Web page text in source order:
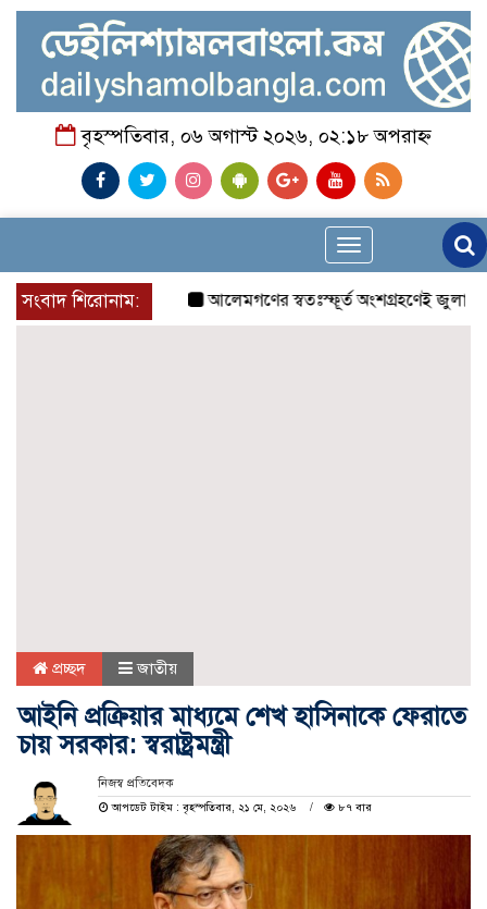
বৃহস্পতিবার, ০৬ অগাস্ট ২০২৬, ০২:১৮ অপরাহ্ন
Toggle
navigation
সংবাদ শিরোনাম:
আলেমগণের স্বতঃস্ফূর্ত অংশগ্রহণেই জুলাই
প্রচ্ছদ জাতীয়
আইনি প্রক্রিয়ার মাধ্যমে শেখ হাসিনাকে ফেরাতে
চায় সরকার: স্বরাষ্ট্রমন্ত্রী
নিজস্ব প্রতিবেদক
আপডেট টাইম : বৃহস্পতিবার, ২১ মে, ২০২৬
৮৭ বার